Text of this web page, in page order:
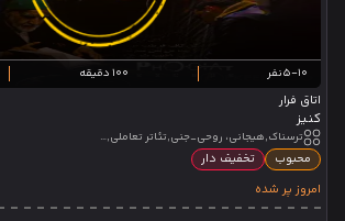
5-10نفر 100 دقیقه
اتاق فرار
کنیز
ترسناک,هیجانی، روحی_جنی,تئاتر تعاملی,تئاتر نمایشی
محبوب
تخفیف دار
امروز پر شده